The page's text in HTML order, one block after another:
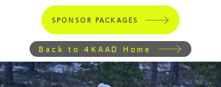
SPONSOR PACKAGES
Back to 4KAAD Home